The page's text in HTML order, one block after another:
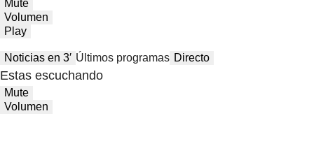
Mute
Volumen
Play
Noticias en 3′ Últimos programas Directo
Estas escuchando
Mute
Volumen